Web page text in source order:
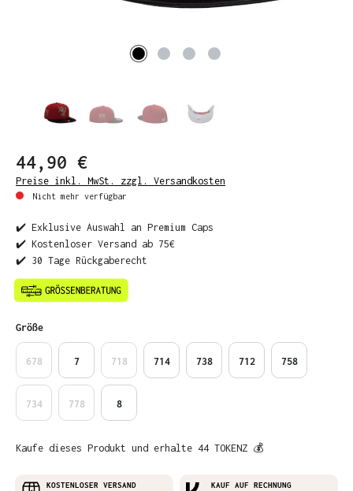
44,90 €
Preise inkl. MwSt. zzgl. Versandkosten
Nicht mehr verfügbar
✔️ Exklusive Auswahl an Premium Caps
✔️ Kostenloser Versand ab 75€
✔️ 30 Tage Rückgaberecht
Größeauswählen
678 7 718 714 738 712 758
734 778 8
Kaufe dieses Produkt und erhalte 44 TOKENZ 💰
KOSTENLOSER VERSAND
KAUF AUF RECHNUNG